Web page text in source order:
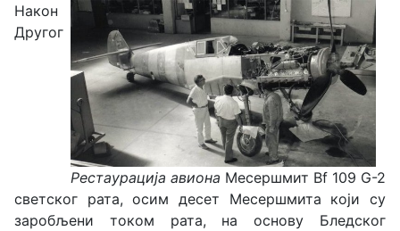
Рестаурација aвионa Месершмит Bf 109 G-2
Након
Другог
светског рата, осим десет Месершмита који су
заробљени током рата, на основу Бледског